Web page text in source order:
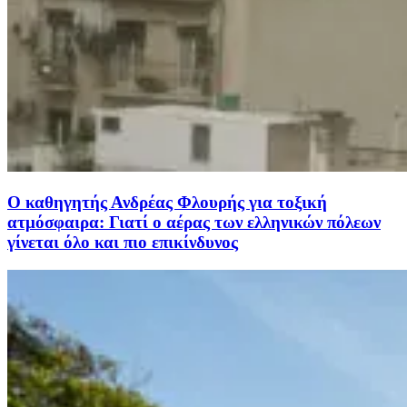
Ο καθηγητής Ανδρέας Φλουρής για τοξική
ατμόσφαιρα: Γιατί ο αέρας των ελληνικών πόλεων
γίνεται όλο και πιο επικίνδυνος